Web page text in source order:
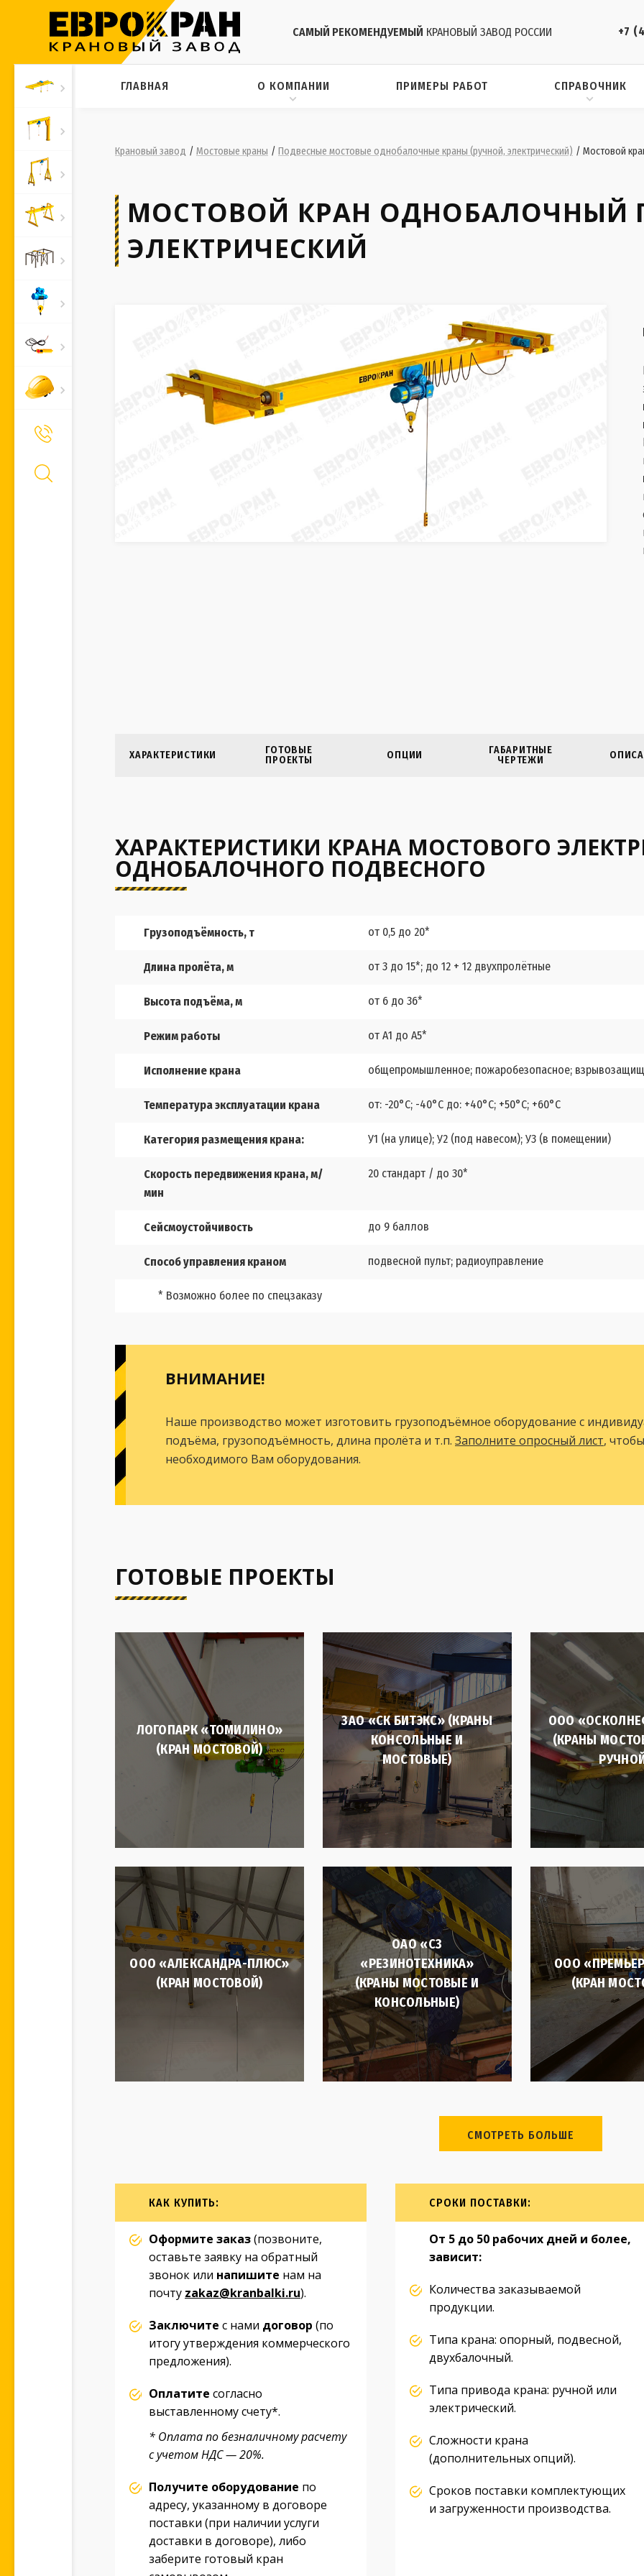
САМЫЙ РЕКОМЕНДУЕМЫЙ КРАНОВЫЙ ЗАВОД РОССИИ +7
ГЛАВНАЯ О КОМПАНИИ ПРИМЕРЫ РАБОТ СПРАВОЧНИК
Крановый завод / Мостовые краны / Подвесные мостовые однобалочные краны (ручной, электрический) / Мостовой
МОСТОВОЙ КРАН ОДНОБАЛОЧНЫЙ
ЭЛЕКТРИЧЕСКИЙ
ХАРАКТЕРИСТИКИ
ГОТОВЫЕ
ПРОЕКТЫ
ОПЦИИ
ГАБАРИТНЫЕ
ЧЕРТЕЖИ
ХАРАКТЕРИСТИКИ КРАНА МОСТОВОГО
ОДНОБАЛОЧНОГО ПОДВЕСНОГО
Грузоподъёмность, т от 0,5 до 20*
Длина пролёта, м от 3 до 15*; до 12 + 12 двухпролётные
Высота подъёма, м от 6 до 36*
Режим работы от А1 до А5*
Исполнение крана общепромышленное; пожаробезопасное;
Температура эксплуатации крана от: -20°С; -40°С до: +40°С; +50°С; +60°С
Категория размещения крана: У1 (на улице); У2 (под навесом); У3 (в помещении)
Скорость передвижения крана, м/
мин
20 стандарт / до 30*
Сейсмоустойчивость до 9 баллов
Способ управления краном подвесной пульт; радиоуправление
* Возможно более по спецзаказу
ВНИМАНИЕ!
Наше производство может изготовить грузоподъёмное оборудование с
подъёма, грузоподъёмность, длина пролёта и т.п. Заполните опросный лист,
необходимого Вам оборудования.
ГОТОВЫЕ ПРОЕКТЫ
ЛОГОПАРК «ТОМИЛИНО»
(КРАН МОСТОВОЙ)
ЗАО «СК БИТЭКС» (КРАНЫ
КОНСОЛЬНЫЕ И
МОСТОВЫЕ)
ООО
(КРАНЫ
ООО «АЛЕКСАНДРА-ПЛЮС»
(КРАН МОСТОВОЙ)
ОАО «СЗ
«РЕЗИНОТЕХНИКА»
(КРАНЫ МОСТОВЫЕ И
КОНСОЛЬНЫЕ)
ООО
(КРАН
СМОТРЕТЬ БОЛЬШЕ
КАК КУПИТЬ:
Оформите заказ(позвоните,
оставьте заявку на обратный
звонок или напишите нам на
почту zakaz@kranbalki.ru).
Заключите с нами договор (по
итогу утверждения коммерческого
предложения).
Оплатите согласно
выставленному счету*.
* Оплата по безналичному расчету
с учетом НДС — 20%.
Получите оборудование по
адресу, указанному в договоре
поставки (при наличии услуги
доставки в договоре), либо
заберите готовый кран
СРОКИ ПОСТАВКИ:
От 5 до 50 рабочих дней и более,
зависит:
Количества заказываемой
продукции.
Типа крана: опорный, подвесной,
двухбалочный.
Типа привода крана: ручной или
электрический.
Сложности крана
(дополнительных опций).
Сроков поставки комплектующих
и загруженности производства.